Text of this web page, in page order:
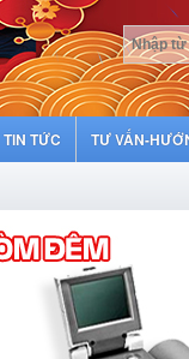
TIN TỨC TƯ VẤN-